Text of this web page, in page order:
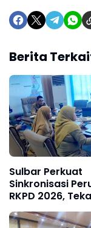
Berita
Sulbar Perkuat
Sinkronisasi
RKPD 2026,
Efektivitas dan
Ungkit